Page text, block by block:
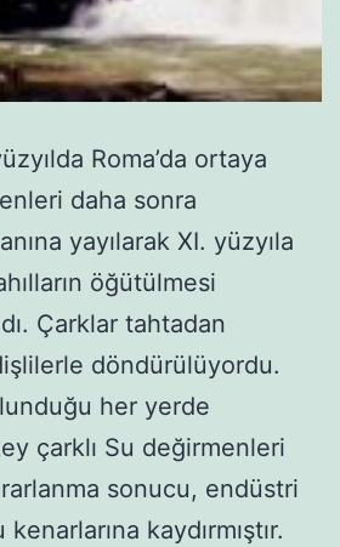
Roma’da ortaya
daha sonra
yayılarak XI. yüzyıla
öğütülmesi
Çarklar tahtadan
döndürülüyordu.
her yerde
çarklı Su değirmenleri
sonucu, endüstri
kaydırmıştır.